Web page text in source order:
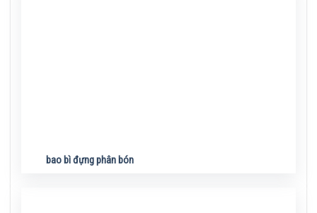
bao bì đựng phân bón